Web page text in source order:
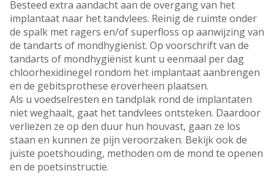
Besteed extra aandacht aan de overgang van het
implantaat naar het tandvlees. Reinig de ruimte onder
de spalk met ragers en/of superfloss op aanwijzing van
de tandarts of mondhygiënist. Op voorschrift van de
tandarts of mondhygiënist kunt u eenmaal per dag
chloorhexidinegel rondom het implantaat aanbrengen
en de gebitsprothese eroverheen plaatsen.
Als u voedselresten en tandplak rond de implantaten
niet weghaalt, gaat het tandvlees ontsteken. Daardoor
verliezen ze op den duur hun houvast, gaan ze los
staan en kunnen ze pijn veroorzaken. Bekijk ook de
juiste poetshouding, methoden om de mond te openen
en de poetsinstructie.